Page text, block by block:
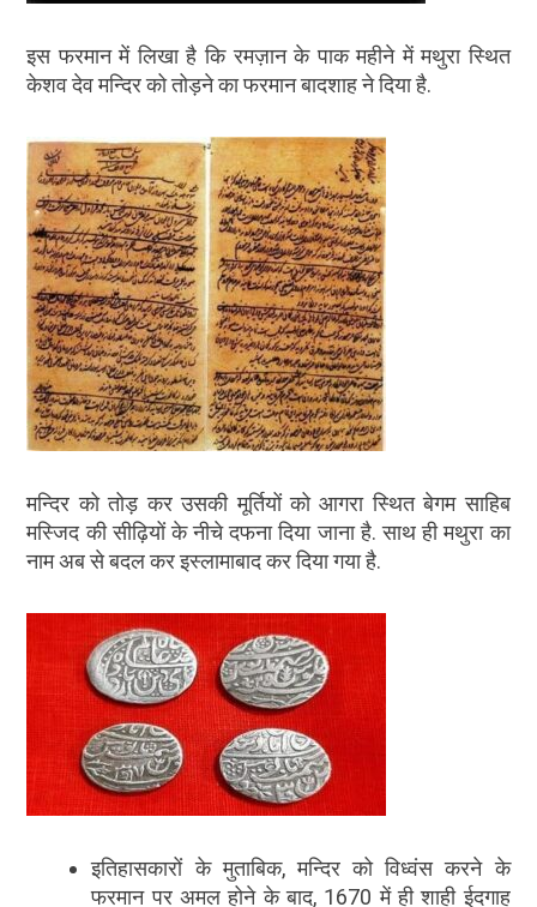
इस फरमान में लिखा है कि रमज़ान के पाक महीने में मथुरा स्थित
केशव देव मन्दिर को तोड़ने का फरमान बादशाह ने दिया है.
मन्दिर को तोड़ कर उसकी मूर्तियों को आगरा स्थित बेगम साहिब
मस्जिद की सीढ़ियों के नीचे दफना दिया जाना है. साथ ही मथुरा का
नाम अब से बदल कर इस्लामाबाद कर दिया गया है.
इतिहासकारों के मुताबिक, मन्दिर को विध्वंस करने के
फरमान पर अमल होने के बाद, 1670 में ही शाही ईदगाह